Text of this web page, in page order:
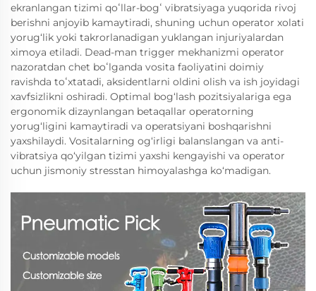
ekranlangan tizimi qoʻllar-bogʻ vibratsiyaga yuqorida rivoj
berishni anjoyib kamaytiradi, shuning uchun operator xolati
yorug‘lik yoki takrorlanadigan yuklangan injuriyalardan
ximoya etiladi. Dead-man trigger mekhanizmi operator
nazoratdan chet boʻlganda vosita faoliyatini doimiy
ravishda toʻxtatadi, aksidentlarni oldini olish va ish joyidagi
xavfsizlikni oshiradi. Optimal bog‘lash pozitsiyalariga ega
ergonomik dizaynlangan betaqallar operatorning
yorug‘ligini kamaytiradi va operatsiyani boshqarishni
yaxshilaydi. Vositalarning og‘irligi balanslangan va anti-
vibratsiya qo‘yilgan tizimi yaxshi kengayishi va operator
uchun jismoniy stresstan himoyalashga ko‘madigan.